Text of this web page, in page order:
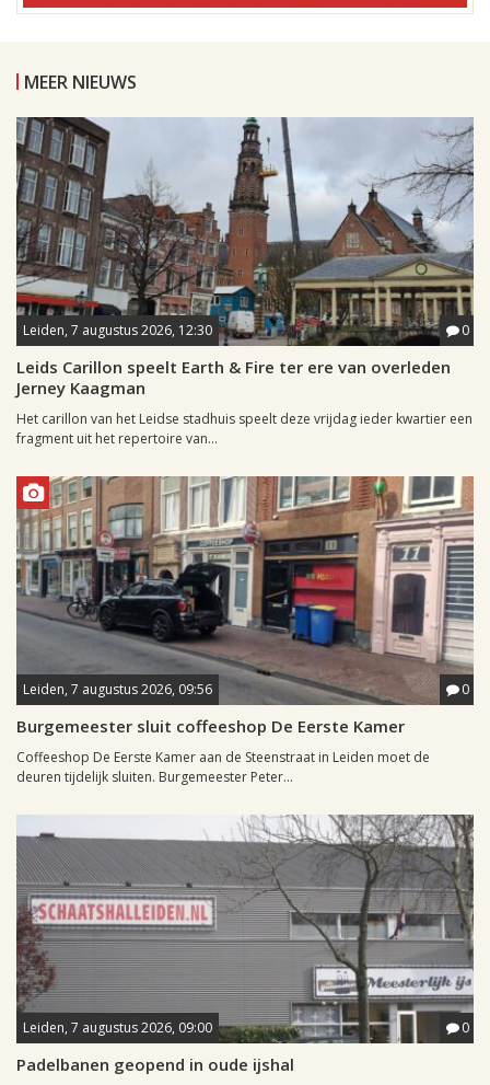
MEER NIEUWS
Leiden, 7 augustus 2026, 12:30 0
Leids Carillon speelt Earth & Fire ter ere van overleden
Jerney Kaagman
Het carillon van het Leidse stadhuis speelt deze vrijdag ieder kwartier een
fragment uit het repertoire van...
Leiden, 7 augustus 2026, 09:56 0
Burgemeester sluit coffeeshop De Eerste Kamer
Coffeeshop De Eerste Kamer aan de Steenstraat in Leiden moet de
deuren tijdelijk sluiten. Burgemeester Peter...
Leiden, 7 augustus 2026, 09:00 0
Padelbanen geopend in oude ijshal